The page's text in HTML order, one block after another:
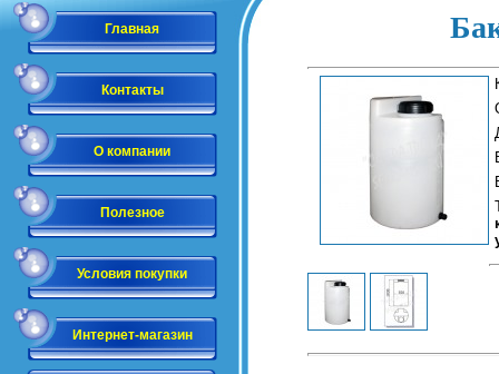
Главная
Контакты
О компании
Полезное
Условия покупки
Интернет-магазин